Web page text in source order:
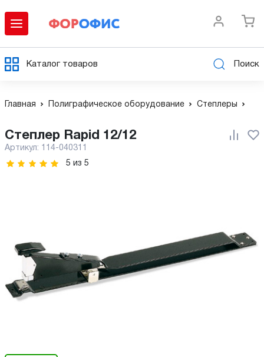
Каталог товаров Поиск
Главная Полиграфическое оборудование Степлеры
Степлер Rapid 12/12
Артикул: 114-040311
5 из 5